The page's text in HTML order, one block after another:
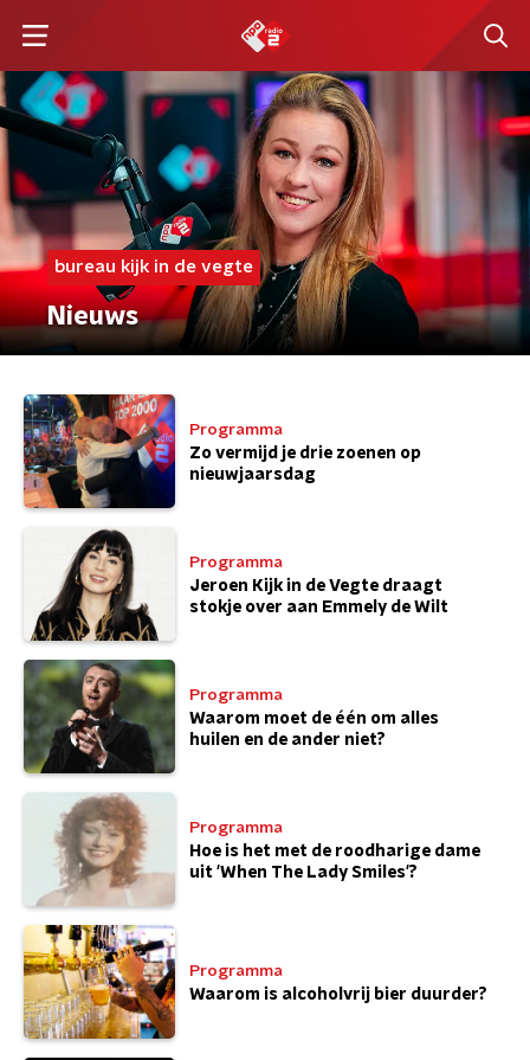
bureau kijk in de vegte
Nieuws
Programma
Zo vermijd je drie zoenen op
nieuwjaarsdag
Programma
Jeroen Kijk in de Vegte draagt
stokje over aan Emmely de Wilt
Programma
Waarom moet de één om alles
huilen en de ander niet?
Programma
Hoe is het met de roodharige dame
uit 'When The Lady Smiles'?
Programma
Waarom is alcoholvrij bier duurder?